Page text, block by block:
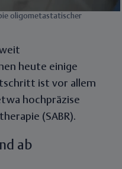
oligometastatischer
heute einige
ist vor allem
hochpräzise
(SABR).
ab